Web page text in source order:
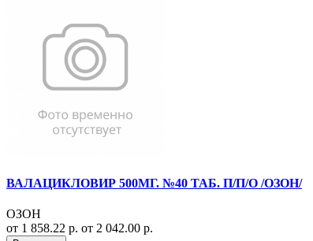
ВАЛАЦИКЛОВИР 500МГ. №40 ТАБ. П/П/О /ОЗОН/
ОЗОН
от 1 858.22 р. от 2 042.00 р.